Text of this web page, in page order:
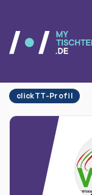
clickTT-Profil